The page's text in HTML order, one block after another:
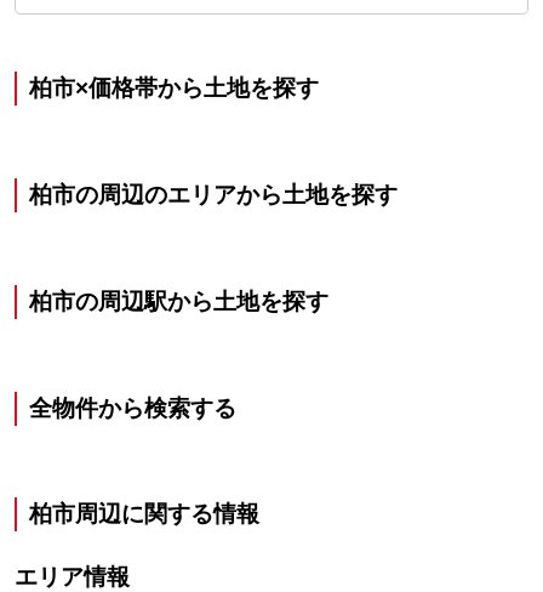
柏市×価格帯から土地を探す
柏市の周辺のエリアから土地を探す
柏市の周辺駅から土地を探す
全物件から検索する
柏市周辺に関する情報
エリア情報